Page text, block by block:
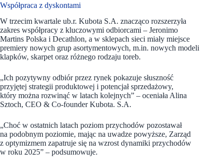
Współpraca z dyskontami
W trzecim kwartale ub.r. Kubota S.A. znacząco rozszerzyła
zakres współpracy z kluczowymi odbiorcami – Jeronimo
Martins Polska i Decathlon, a w sklepach sieci miały miejsce
premiery nowych grup asortymentowych, m.in. nowych modeli
klapków, skarpet oraz różnego rodzaju toreb.
„Ich pozytywny odbiór przez rynek pokazuje słuszność
przyjętej strategii produktowej i potencjał sprzedażowy,
który można rozwinąć w latach kolejnych” – oceniała Alina
Sztoch, CEO & Co-founder Kubota. S.A.
„Choć w ostatnich latach poziom przychodów pozostawał
na podobnym poziomie, mając na uwadze powyższe, Zarząd
z optymizmem zapatruje się na wzrost dynamiki przychodów
w roku 2025” – podsumowuje.